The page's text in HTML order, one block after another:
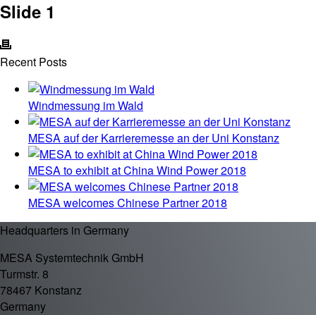
Slide 1
Recent Posts
Windmessung im Wald
MESA auf der Karrieremesse an der Uni Konstanz
MESA to exhibit at China Wind Power 2018
MESA welcomes Chinese Partner 2018
Headquarters in Germany
MESA Systemtechnik GmbH
Turmstr. 8
78467 Konstanz
Germany